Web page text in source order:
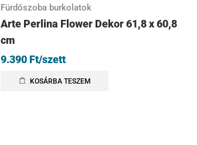
Fürdőszoba burkolatok
Arte Perlina Flower Dekor 61,8 x 60,8
cm
9.390 Ft/szett
KOSÁRBA TESZEM